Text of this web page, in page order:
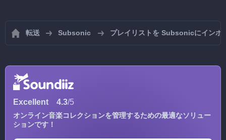
転送 Subsonic プレイリストを Subsonicにインポ
Excellent 4.3/5
オンライン音楽コレクションを管理するための最適なソリュー
ションです！